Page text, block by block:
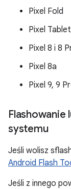
Pixel Fold
Pixel Tablet
Pixel 8 i 8
Pixel 8a
Pixel 9, 9
Flashowanie
systemu
Jeśli wolisz
Android Flash
Jeśli z innego